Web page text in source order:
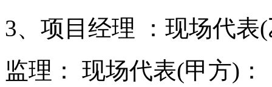
3、项目经理 ：现场代表
监理： 现场代表(甲方)：